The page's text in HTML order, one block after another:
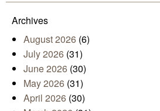
Archives
August 2026 (6)
July 2026 (31)
June 2026 (30)
May 2026 (31)
April 2026 (30)